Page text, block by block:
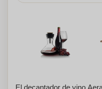
El decantador de vino